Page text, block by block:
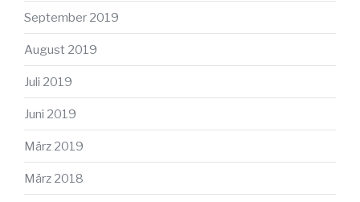
September 2019
August 2019
Juli 2019
Juni 2019
März 2019
März 2018